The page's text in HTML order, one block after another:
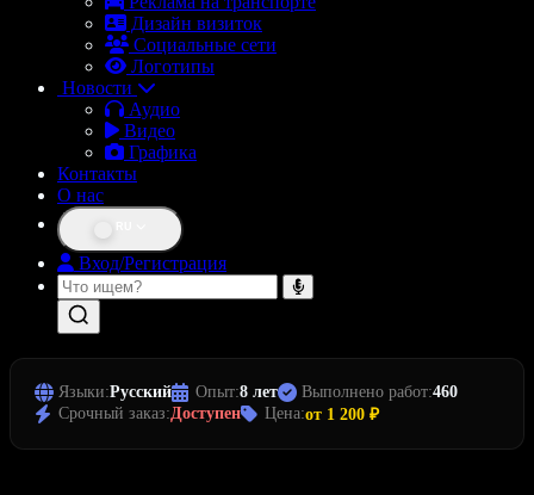
Дизайн визиток
Социальные сети
Логотипы
Новости
Аудио
Видео
Графика
Контакты
О нас
Вход/Регистрация
Языки:Русский Опыт:8 лет Выполнено работ:460
Срочный заказ:Доступен Цена:от 1 200 ₽